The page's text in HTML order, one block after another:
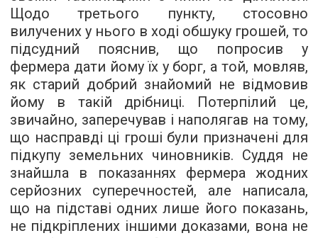
Щодо третього пункту, стосовно
вилучених у нього в ході обшуку грошей, то
підсудний пояснив, що попросив у
фермера дати йому їх у борг, а той, мовляв,
як старий добрий знайомий не відмовив
йому в такій дрібниці. Потерпілий це,
звичайно, заперечував і наполягав на тому,
що насправді ці гроші були призначені для
підкупу земельних чиновників. Суддя не
знайшла в показаннях фермера жодних
серйозних суперечностей, але написала,
що на підставі одних лише його показань,
не підкріплених іншими доказами, вона не